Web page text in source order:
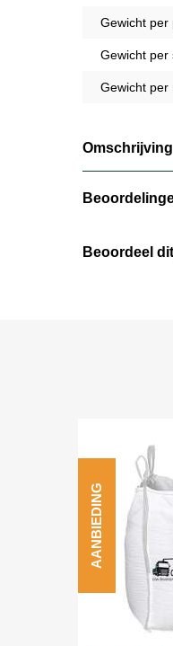
Gewicht per
Gewicht per
Gewicht per
Omschrijving
Beoordeel
AANBIEDING